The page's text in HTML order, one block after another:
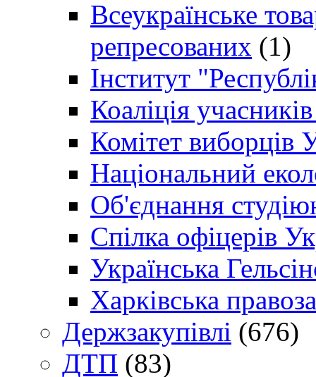
Всеукраїнське
репресованих (1)
Інститут
Коаліція
Комітет виборців
Національний
Об'єднання
Спілка офіцерів
Українська
Харківська
Держзакупівлі (676)
ДТП (83)